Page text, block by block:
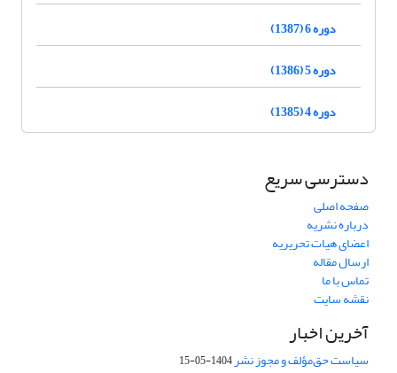
دوره 6 (1387)
دوره 5 (1386)
دوره 4 (1385)
دسترسی سریع
صفحه اصلی
درباره نشریه
اعضای هیات تحریریه
ارسال مقاله
تماس با ما
نقشه سایت
آخرین اخبار
سیاست حق‌مؤلف و مجوز نشر1404-05-15